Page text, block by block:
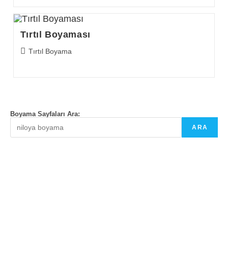
Tırtıl Boyaması
PostTırtıl Boyama
Boyama Sayfaları Ara:
ARA